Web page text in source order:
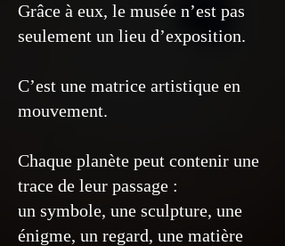
Grâce à eux, le musée n’est pas
seulement un lieu d’exposition.
C’est une matrice artistique en
mouvement.
Chaque planète peut contenir une
trace de leur passage :
un symbole, une sculpture, une
énigme, un regard, une matière